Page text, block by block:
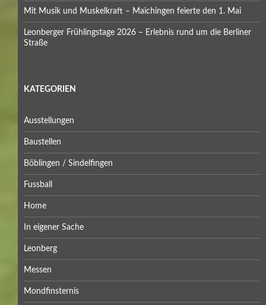
Mit Musik und Muskelkraft – Maichingen feierte den 1. Mai
Leonberger Frühlingstage 2026 – Erlebnis rund um die Berliner
Straße
KATEGORIEN
Ausstellungen
Baustellen
Böblingen / Sindelfingen
Fussball
Home
In eigener Sache
Leonberg
Messen
Mondfinsternis